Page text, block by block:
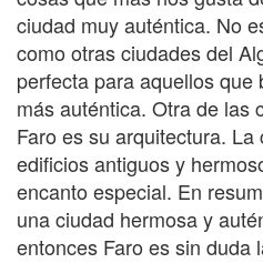
ciudad muy auténtica. No
como otras ciudades del
perfecta para aquellos
más auténtica. Otra de las
Faro es su arquitectura.
edificios antiguos y
encanto especial. En
una ciudad hermosa y
entonces Faro es sin duda